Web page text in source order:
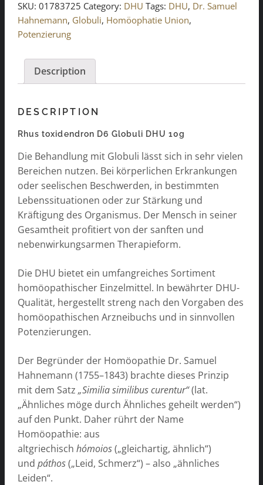
DHU
10g
quantity
SKU: 01783725 Category: DHU Tags: DHU, Dr. Samuel
Hahnemann, Globuli, Homöophatie Union,
Potenzierung
Description
DESCRIPTION
Rhus toxidendron D6 Globuli DHU 10g
Die Behandlung mit Globuli lässt sich in sehr vielen
Bereichen nutzen. Bei körperlichen Erkrankungen
oder seelischen Beschwerden, in bestimmten
Lebenssituationen oder zur Stärkung und
Kräftigung des Organismus. Der Mensch in seiner
Gesamtheit profitiert von der sanften und
nebenwirkungsarmen Therapieform.
Die DHU bietet ein umfangreiches Sortiment
homöopathischer Einzelmittel. In bewährter DHU-
Qualität, hergestellt streng nach den Vorgaben des
homöopathischen Arzneibuchs und in sinnvollen
Potenzierungen.
Der Begründer der Homöopathie Dr. Samuel
Hahnemann (1755–1843) brachte dieses Prinzip
mit dem Satz „Similia similibus curentur“(lat.
„Ähnliches möge durch Ähnliches geheilt werden“)
auf den Punkt. Daher rührt der Name
Homöopathie: aus
altgriechisch hómoios(„gleichartig, ähnlich“)
und páthos(„Leid, Schmerz“) – also „ähnliches
Leiden“.